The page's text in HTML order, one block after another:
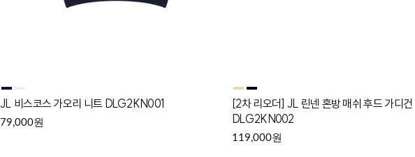
JL 비스코스 가오리 니트 DLG2KN001
79,000원
[2차 리오더] JL 린넨 혼방 매쉬 후드 가디건
DLG2KN002
119,000원